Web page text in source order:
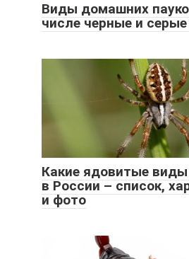
Виды домашних
числе черные и серые
Какие ядовитые виды
в России – список,
и фото